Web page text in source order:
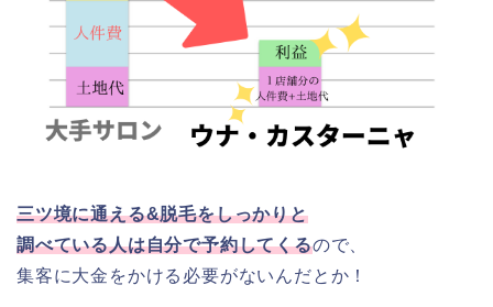
三ツ境に通える&脱毛をしっかりと
調べている人は自分で予約してくるので、
集客に大金をかける必要がないんだとか！